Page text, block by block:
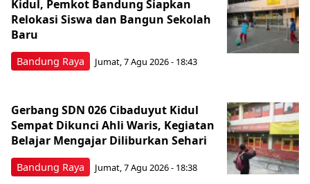
Bandung Raya
Kidul, Pemkot Bandung Siapkan
Relokasi Siswa dan Bangun Sekolah
Baru
Jumat, 7 Agu 2026 - 18:43
Bandung Raya
Gerbang SDN 026 Cibaduyut Kidul
Sempat Dikunci Ahli Waris, Kegiatan
Belajar Mengajar Diliburkan Sehari
Jumat, 7 Agu 2026 - 18:38